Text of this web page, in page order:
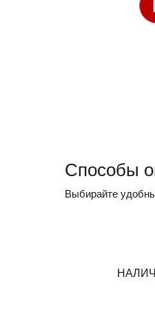
Способы
Выбирайте